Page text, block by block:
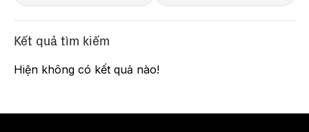
Kết quả tìm kiếm
Hiện không có kết quả nào!